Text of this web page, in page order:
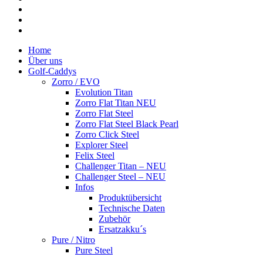
Close
Menu
Home
Über uns
Golf-Caddys
Zorro / EVO
Evolution Titan
Zorro Flat Titan NEU
Zorro Flat Steel
Zorro Flat Steel Black Pearl
Zorro Click Steel
Explorer Steel
Felix Steel
Challenger Titan – NEU
Challenger Steel – NEU
Infos
Produktübersicht
Technische Daten
Zubehör
Ersatzakku´s
Pure / Nitro
Pure Steel